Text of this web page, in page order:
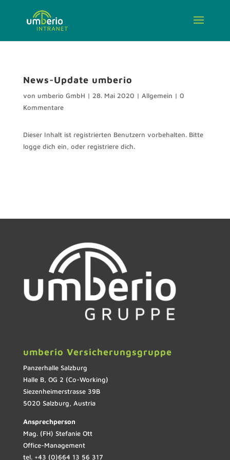
News-Update umberio
von umberio GmbH | 28. Mai 2020 | Allgemein | 0
Kommentare
Dieser Inhalt ist registrierten Benutzern vorbehalten. Bitte
logge dich ein, oder registriere dich.
umberio Versicherungsgruppe
Panzerhalle Salzburg
Halle B, OG 2 (Co-Working)
Siezenheimerstrasse 39B
5020 Salzburg, Austria
Ansprechperson
Mag. (FH) Stefanie Ott
Office-Management
tel. +43 (0)664 13 56 317